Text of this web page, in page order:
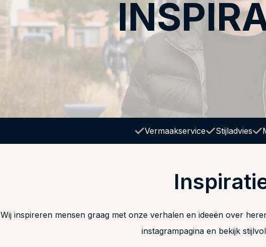
Vermaakservice Stijladvies
Wij inspireren mensen graag met onze verhalen en ideeën over
instagrampagina en bekijk